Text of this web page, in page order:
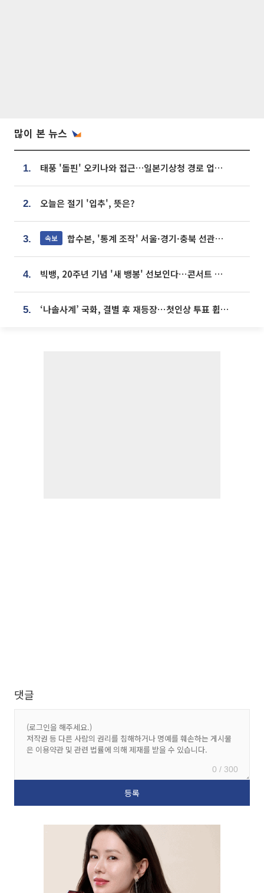
많이 본 뉴스
1. 태풍 '돌핀' 오키나와 접근…일본기상청 경로 업데이트
2. 오늘은 절기 '입추', 뜻은?
3. 속보 합수본, '통계 조작' 서울·경기·충북 선관위 등 추가 압수수색
4. 빅뱅, 20주년 기념 '새 뱅봉' 선보인다⋯콘서트 앞두고 팝업 개최
5. ‘나솔사계’ 국화, 결별 후 재등장⋯첫인상 투표 휩쓸고 ‘인기녀’ 등극
댓글
0 / 300